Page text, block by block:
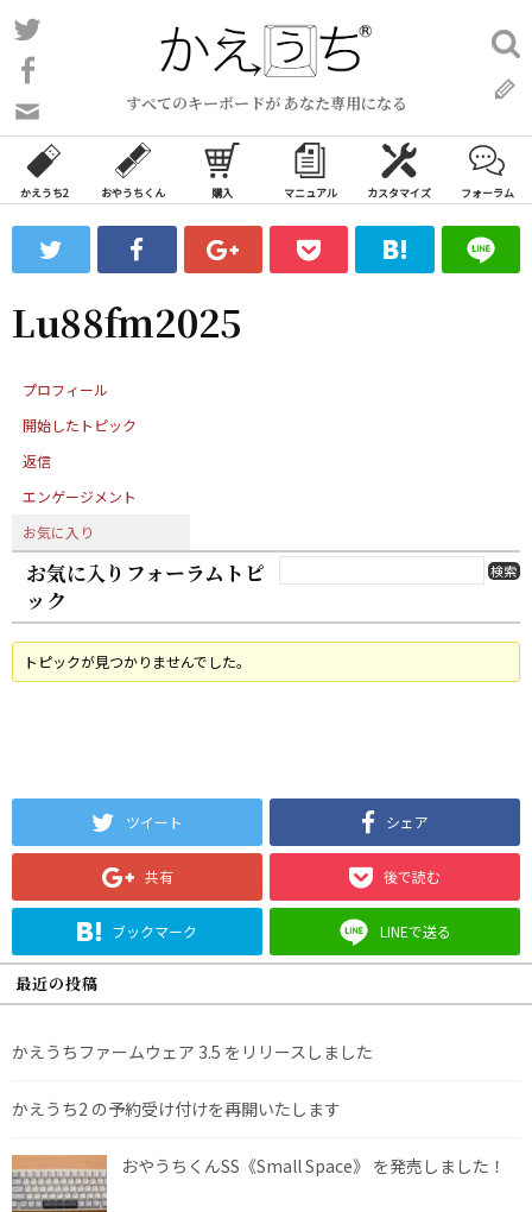
コ
ン
ン
ツ
ス
ッ
プ
すべてのキーボードが あなた専用になる
い
合
わ
フ
ォ
ム
検
索:
かえうち2 おやうちくん 購入 マニュアル カスタマイズ フォーラム
Lu88fm2025
プロフィール
開始したトピック
返信
エンゲージメント
お気に入り
お気に入りフォーラムトピ
ック
トピックが見つかりませんでした。
ツイート シェア
共有 後で読む
ブックマーク LINEで送る
最近の投稿
かえうちファームウェア 3.5 をリリースしました
かえうち2 の予約受け付けを再開いたします
おやうちくんSS《Small Space》 を発売しました！